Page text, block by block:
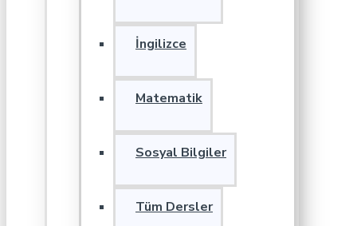
İngilizce
Matematik
Sosyal Bilgiler
Tüm Dersler